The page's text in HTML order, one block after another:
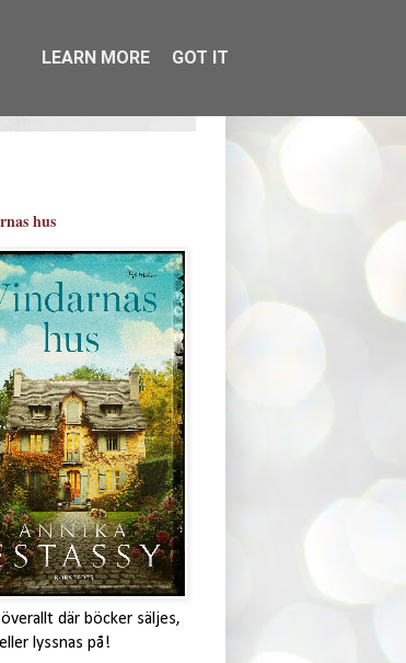
hus
överallt där böcker säljes,
lyssnas på!
LEARN MORE GOT IT